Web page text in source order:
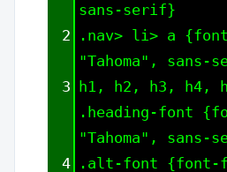
sans-serif}
2
.nav> li> a
"Tahoma",
3
h1, h2, h3, h4,
.heading-font
"Tahoma",
4
.alt-font {font-